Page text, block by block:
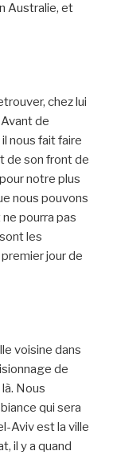
Australie, et
chez lui
de
nous fait faire
de son front de
notre plus
nous pouvons
pourra pas
les
jour de
voisine dans
de
Nous
qui sera
Aviv est la ville
il y a quand